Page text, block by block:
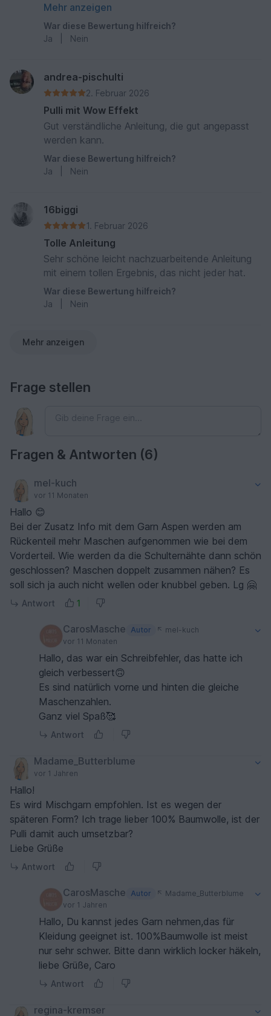
Resultat ist atemberaubend schön.
Mehr anzeigen
War diese Bewertung hilfreich?
Ja
Nein
andrea-pischulti
2. Februar 2026
Pulli mit Wow Effekt
Gut verständliche Anleitung, die gut angepasst
werden kann.
War diese Bewertung hilfreich?
Ja
Nein
16biggi
1. Februar 2026
Tolle Anleitung
Sehr schöne leicht nachzuarbeitende Anleitung
mit einem tollen Ergebnis, das nicht jeder hat.
War diese Bewertung hilfreich?
Ja
Nein
Mehr anzeigen
Frage stellen
Fragen & Antworten (6)
mel-kuch
vor 11 Monaten
Hallo 😊
Bei der Zusatz Info mit dem Garn Aspen werden am
Rückenteil mehr Maschen aufgenommen wie bei dem
Vorderteil. Wie werden da die Schulternähte dann schön
geschlossen? Maschen doppelt zusammen nähen? Es
soll sich ja auch nicht wellen oder knubbel geben. Lg 🤗
Antwort 1
CarosMasche Autor
mel-kuch
vor 11 Monaten
Hallo, das war ein Schreibfehler, das hatte ich
gleich verbessert🙃
Es sind natürlich vorne und hinten die gleiche
Maschenzahlen.
Ganz viel Spaß🥰
Antwort
Madame_Butterblume
vor 1 Jahren
Hallo!
Es wird Mischgarn empfohlen. Ist es wegen der
späteren Form? Ich trage lieber 100% Baumwolle, ist der
Pulli damit auch umsetzbar?
Liebe Grüße
Antwort
CarosMasche Autor
Madame_Butterblume
vor 1 Jahren
Hallo, Du kannst jedes Garn nehmen,das für
Kleidung geeignet ist. 100%Baumwolle ist meist
nur sehr schwer. Bitte dann wirklich locker häkeln,
liebe Grüße, Caro
Antwort
regina-kremser